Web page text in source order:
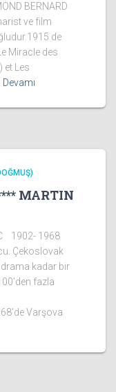
BERNARD
ve film
de
Miracle des
et Les
Devamı
MARTIN
1902- 1968
Çekoslovak
drama kadar bir
fazla
Varşova